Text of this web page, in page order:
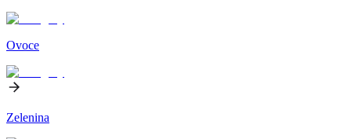
Ovoce
Zelenina